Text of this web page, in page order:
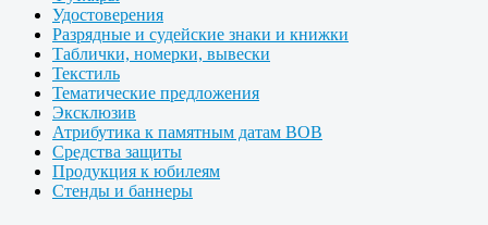
Удостоверения
Разрядные и судейские знаки и книжки
Таблички, номерки, вывески
Текстиль
Тематические предложения
Эксклюзив
Атрибутика к памятным датам ВОВ
Средства защиты
Продукция к юбилеям
Стенды и баннеры